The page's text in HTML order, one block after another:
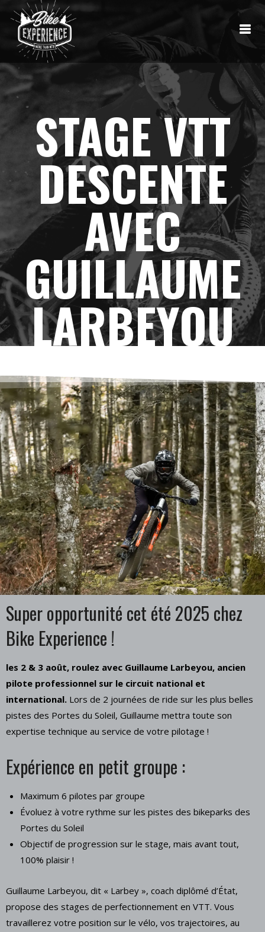
STAGE VTT
DESCENTE
AVEC
GUILLAUME
LARBEYOU
Super opportunité cet été 2025 chez
Bike Experience !
les 2 & 3 août, roulez avec Guillaume Larbeyou, ancien
pilote professionnel sur le circuit national et
international. Lors de 2 journées de ride sur les plus belles
pistes des Portes du Soleil, Guillaume mettra toute son
expertise technique au service de votre pilotage !
Expérience en petit groupe :
Maximum 6 pilotes par groupe
Évoluez à votre rythme sur les pistes des bikeparks des
Portes du Soleil
Objectif de progression sur le stage, mais avant tout,
100% plaisir !
Guillaume Larbeyou, dit « Larbey », coach diplômé d’État,
propose des stages de perfectionnement en VTT. Vous
travaillerez votre position sur le vélo, vos trajectoires, au